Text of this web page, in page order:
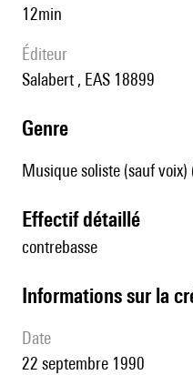
12min
éditeur
Salabert , EAS 18899
genre
Musique soliste (sauf voix)
effectif détaillé
contrebasse
informations sur la
date
22 septembre 1990